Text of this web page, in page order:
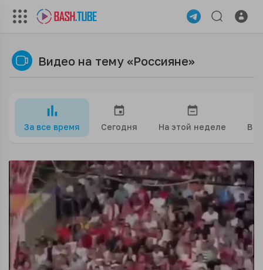
Видео на тему «Россияне»
За все время Сегодня На этой неделе В